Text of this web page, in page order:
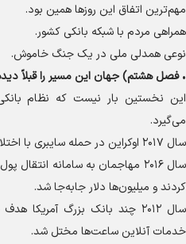
مهم‌ترین اتفاق این روز‌ها همین بود.
همراهی مردم با شبکه بانکی کشور.
نوعی همدلی ملی در یک جنگ خاموش.
•فصل هشتم) جهان این مسیر را قبلاً
این نخستین بار نیست که نظام
می‌گیرد.
سال ۲۰۱۷ اوکراین در حمله سایبری با اختلال گسترده بانکی مواجه شد.
سال ۲۰۱۶ مهاجمان به سامانه
کردند و میلیون‌ها دلار جابه‌جا شد.
سال ۲۰۱۲ چند بانک بزرگ
خدمات آنلاین ساعت‌ها مختل شد.